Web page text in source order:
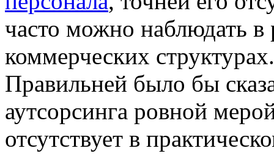
часто можно наблюдать в
коммерческих структурах.
Правильней было бы
аутсорсинга ровной
отсутствует в